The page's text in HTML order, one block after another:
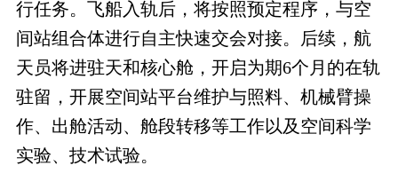
行任务。飞船入轨后，将按照预定程序，与空
间站组合体进行自主快速交会对接。后续，航
天员将进驻天和核心舱，开启为期6个月的在轨
驻留，开展空间站平台维护与照料、机械臂操
作、出舱活动、舱段转移等工作以及空间科学
实验、技术试验。